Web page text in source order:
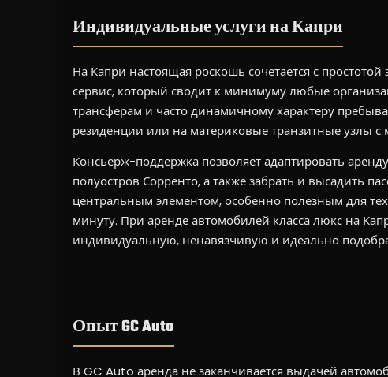
Индивидуальные услуги на Капри
На Капри настоящая роскошь сочетается с
сервис, который сводит к минимуму любые
трансферам и часто динамичному характеру
резиденции или на материковые транзитные узлы с
Консьерж-поддержка позволяет адаптировать
полуостров Сорренто, а также забрать и высадить
центральным элементом, особенно полезным для
минуту. При аренде автомобилей класса люкс на
индивидуальную, ненавязчивую и идеально
Опыт GC Auto
В GC Auto аренда не заканчивается выдачей